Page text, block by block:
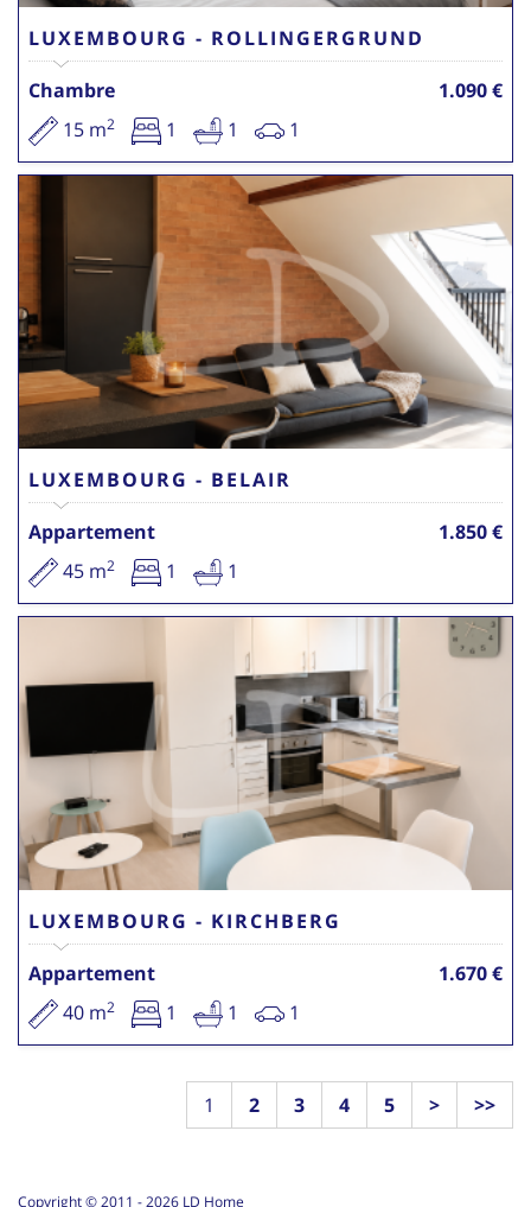
LUXEMBOURG - ROLLINGERGRUND
Chambre
1.090 €
15 m2 1 1 1
LUXEMBOURG - BELAIR
Appartement
1.850 €
45 m2 1 1
LUXEMBOURG - KIRCHBERG
Appartement
1.670 €
40 m2 1 1 1
1 2 3 4 5 > >>
Copyright © 2011 -2026 LD Home